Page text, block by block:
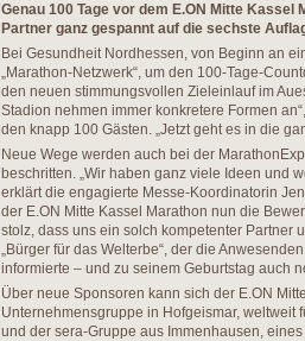
Genau 100 Tage vor dem E.ON Mitte Kassel
Partner ganz gespannt auf die sechste
Bei Gesundheit Nordhessen, von Beginn an
„Marathon-Netzwerk“, um den 100-Tage-
den neuen stimmungsvollen Zieleinlauf im
Stadion nehmen immer konkretere Formen
den knapp 100 Gästen. „Jetzt geht es in die
Neue Wege werden auch bei der
beschritten. „Wir haben ganz viele Ideen und
erklärt die engagierte Messe-Koordinatorin
der E.ON Mitte Kassel Marathon nun die
stolz, dass uns ein solch kompetenter Partner
„Bürger für das Welterbe“, der die
informierte – und zu seinem Geburtstag auch
Über neue Sponsoren kann sich der E.ON
Unternehmensgruppe in Hofgeismar,
und der sera-Gruppe aus Immenhausen,